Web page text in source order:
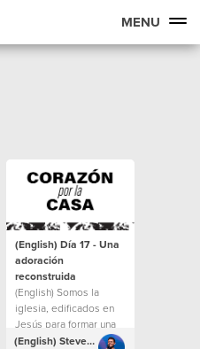
MENU
(English) Día 17 - Una
adoración
reconstruida
(English) Somos la
iglesia, edificados en
Jesús para formar una
casa para todos.(English) Steven Richards